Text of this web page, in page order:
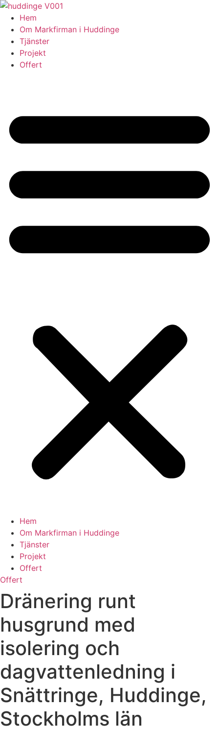
Skip
content
Hem
Om Markfirman i Huddinge
Tjänster
Projekt
Offert
Hem
Om Markfirman i Huddinge
Tjänster
Projekt
Offert
Offert
Dränering runt
husgrund med
isolering och
dagvattenledning i
Snättringe, Huddinge,
Stockholms län